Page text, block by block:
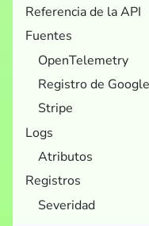
Referencia de la API
Fuentes
OpenTelemetry
Registro de
Stripe
Logs
Atributos
Registros
Severidad